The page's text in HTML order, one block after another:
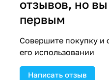
отзывов, но
первым
Совершите покупку и
его использовании
Написать отзыв